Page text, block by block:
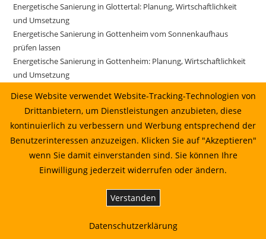
Energetische Sanierung in Glottertal: Planung, Wirtschaftlichkeit
und Umsetzung
Energetische Sanierung in Gottenheim vom Sonnenkaufhaus
prüfen lassen
Energetische Sanierung in Gottenheim: Planung, Wirtschaftlichkeit
und Umsetzung
prüfen lassen
Energetische Sanierung in Gundelfingen: Planung, Wirtschaftlichkeit
und Umsetzung
Energetische Sanierung in Gutach im Breisgau vom
Sonnenkaufhaus prüfen lassen
Energetische Sanierung in Gutach im Breisgau: Planung,
Energetische Sanierung in Horben: Planung, Wirtschaftlichkeit und
Energetische Sanierung in Ihringen: Planung, Wirtschaftlichkeit und
Diese Website verwendet Website-Tracking-Technologien von
Drittanbietern, um Dienstleistungen anzubieten, diese
kontinuierlich zu verbessern und Werbung entsprechend der
Benutzerinteressen anzuzeigen. Klicken Sie auf "Akzeptieren"
wenn Sie damit einverstanden sind. Sie können Ihre
Einwilligung jederzeit widerrufen oder ändern.
Verstanden
Datenschutzerklärung